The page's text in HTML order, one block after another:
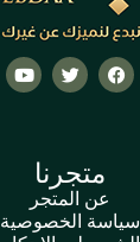
متجرنا
عن المتجر
سياسة الخصوصية